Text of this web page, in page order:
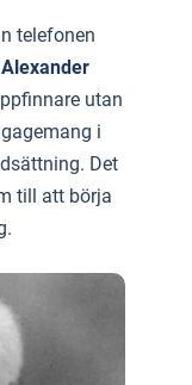
telefonen
Alexander
utan
i
Det
till att börja